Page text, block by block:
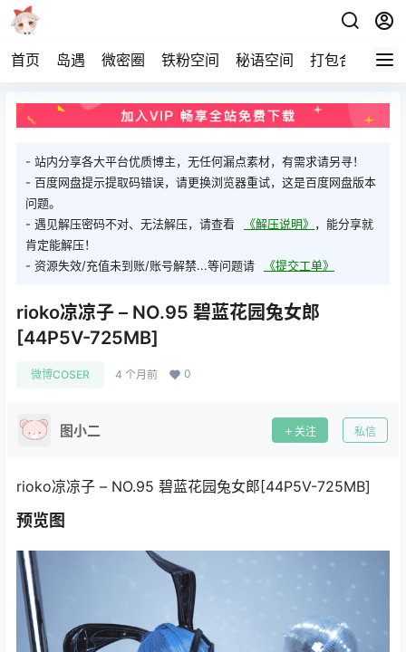
首页 岛遇 微密圈 铁粉空间 秘语空间 打包合集 关
- 站内分享各大平台优质博主，无任何漏点素材，有需求请另寻！
- 百度网盘提示提取码错误，请更换浏览器重试，这是百度网盘版本
问题。
- 遇见解压密码不对、无法解压，请查看
《解压说明》 ，能分享就
肯定能解压！
- 资源失效/充值未到账/账号解禁...等问题请
《提交工单》
rioko凉凉子 – NO.95 碧蓝花园兔女郎
[44P5V-725MB]
微博COSER 4 个月前 0
图小二 关注 私信
rioko凉凉子 – NO.95 碧蓝花园兔女郎[44P5V-725MB]
预览图